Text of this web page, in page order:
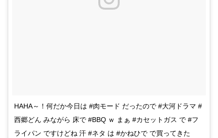
HAHA～！何だか今日は #肉モード だったので #大河ドラマ #
西郷どん みながら 床で #BBQ ｗ まぁ #カセットガス で #フ
ライパン ですけどね 汗 #ネタ は #かねひで で買ってきた